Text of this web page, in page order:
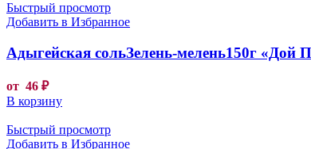
Быстрый просмотр
Добавить в Избранное
Адыгейская сольЗелень-мелень150г «Дой
от 46 ₽
В корзину
Быстрый просмотр
Добавить в Избранное